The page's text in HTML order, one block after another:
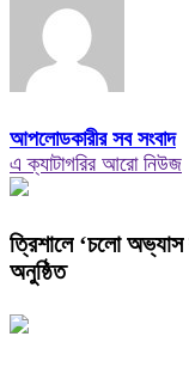
আপলোডকারীর সব সংবাদ
এ ক্যাটাগরির আরো নিউজ
‎ত্রিশালে ‘চলো অভ্যাস
অনুষ্ঠিত